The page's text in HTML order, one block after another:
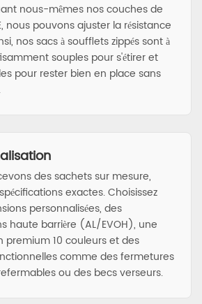
nous-mêmes nos couches de
nous pouvons ajuster la résistance
nos sacs à soufflets zippés sont à
souples pour s'étirer et
pour rester bien en place sans
des sachets sur mesure,
exactes. Choisissez
personnalisées, des
haute barrière (AL/EVOH), une
premium 10 couleurs et des
comme des fermetures
ou des becs verseurs.